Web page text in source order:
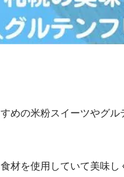
めの米粉スイーツやグ
材を使用していて美味